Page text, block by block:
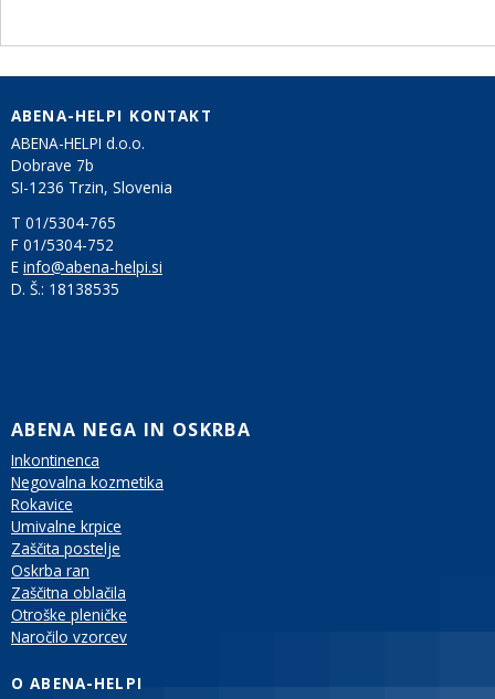
ABENA-HELPI KONTAKT
ABENA-HELPI d.o.o.
Dobrave 7b
SI-1236 Trzin, Slovenia
T 01/5304-765
F 01/5304-752
E info@abena-helpi.si
D. Š.: 18138535
ABENA NEGA IN OSKRBA
Inkontinenca
Negovalna kozmetika
Rokavice
Umivalne krpice
Zaščita postelje
Oskrba ran
Zaščitna oblačila
Otroške pleničke
Naročilo vzorcev
O ABENA-HELPI